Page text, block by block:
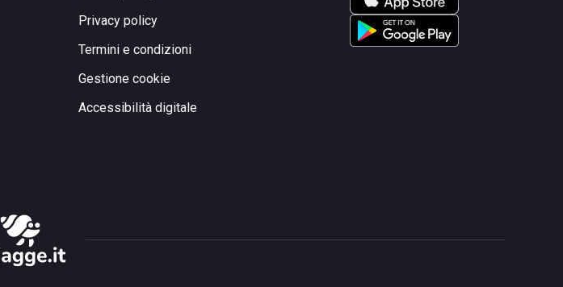
Privacy policy
Termini e condizioni
Gestione cookie
Accessibilità digitale